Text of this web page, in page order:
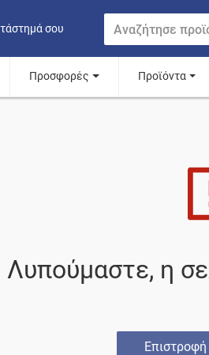
σου
Προσφορές Προϊόντα
Λυπούμαστε, η
Επιστροφή